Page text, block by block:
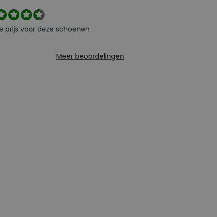
prijs voor deze schoenen
Meer beoordelingen